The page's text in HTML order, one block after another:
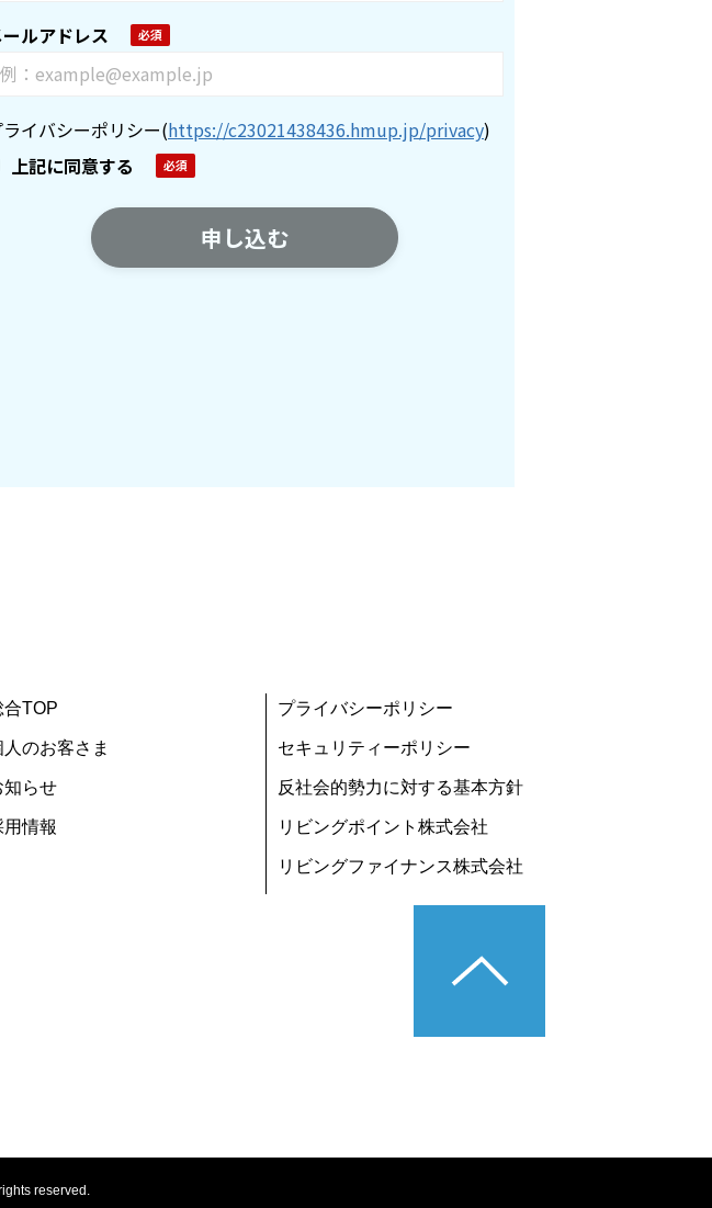
ールアドレス
ライバシーポリシー(https://c23021438436.hmup.jp/privacy)
上記に同意する
合TOP
人のお客さま
知らせ
用情報
プライバシーポリシー
セキュリティーポリシー
反社会的勢力に対する基本方針
リビングポイント株式会社
リビングファイナンス株式会社
reserved.